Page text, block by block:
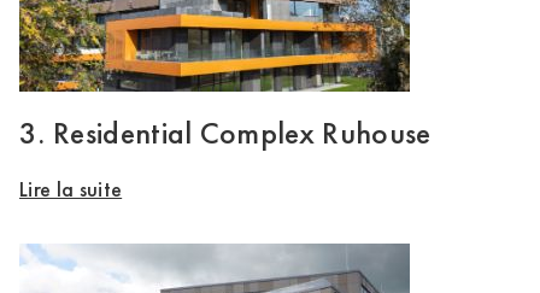
3. Residential Complex Ruhouse
Lire la suite